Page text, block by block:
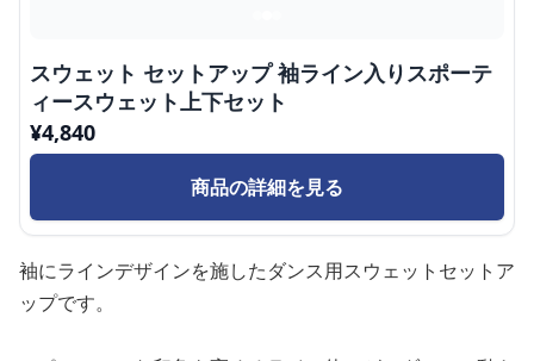
スウェット セットアップ 袖ライン入りスポーテ
ィースウェット上下セット
¥4,840
商品の詳細を見る
袖にラインデザインを施したダンス用スウェットセットア
ップです。